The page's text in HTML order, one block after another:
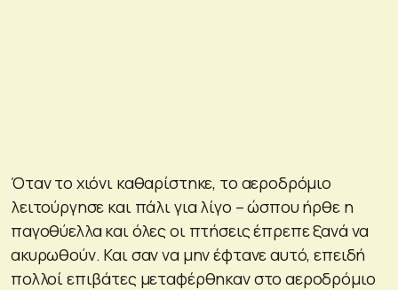
Όταν το χιόνι καθαρίστηκε, το αεροδρόμιο
λειτούργησε και πάλι για λίγο – ώσπου ήρθε η
παγοθύελλα και όλες οι πτήσεις έπρεπε ξανά να
ακυρωθούν. Και σαν να μην έφτανε αυτό, επειδή
πολλοί επιβάτες μεταφέρθηκαν στο αεροδρόμιο